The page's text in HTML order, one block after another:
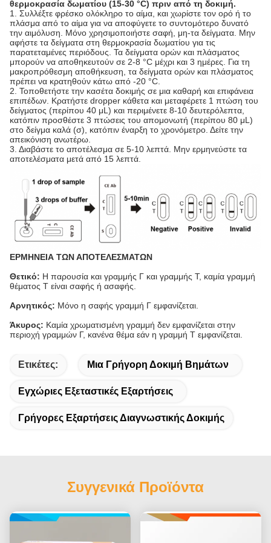
θερμοκρασία δωματίου (15-30 °C) πριν από τη δοκιμή.
1. Συλλέξτε φρέσκο ολόκληρο το αίμα, και χωρίστε τον ορό ή το
πλάσμα από το αίμα για να αποφύγετε το συντομότερο δυνατό
την αιμόλυση. Μόνο χρησιμοποιήστε σαφή, μη-τα δείγματα. Μην
αφήστε τα δείγματα στη θερμοκρασία δωματίου για τις
παρατεταμένες περιόδους. Τα δείγματα ορών και πλάσματος
μπορούν να αποθηκευτούν σε 2-8 °C μέχρι και 3 ημέρες. Για τη
μακροπρόθεσμη αποθήκευση, τα δείγματα ορών και πλάσματος
πρέπει να κρατηθούν κάτω από -20 °C.
2. Τοποθετήστε την κασέτα δοκιμής σε μια καθαρή και επιφάνεια
επιπέδων. Κρατήστε dropper κάθετα και μεταφέρετε 1 πτώση του
δείγματος (περίπου 40 μL) και περιμένετε 8-10 δευτερόλεπτα,
κατόπιν προσθέστε 3 πτώσεις του απομονωτή (περίπου 80 μL)
στο δείγμα καλά (σ), κατόπιν έναρξη το χρονόμετρο. Δείτε την
απεικόνιση ανωτέρω.
3. Διαβάστε το αποτέλεσμα σε 5-10 λεπτά. Μην ερμηνεύστε τα
αποτελέσματα μετά από 15 λεπτά.
ΕΡΜΗΝΕΙΑ ΤΩΝ ΑΠΟΤΕΛΕΣΜΑΤΩΝ
Θετικό: Η παρουσία και γραμμής Γ και γραμμής Τ, καμία γραμμή
θέματος Τ είναι σαφής ή ασαφής.
Αρνητικός: Μόνο η σαφής γραμμή Γ εμφανίζεται.
Άκυρος: Καμία χρωματισμένη γραμμή δεν εμφανίζεται στην
περιοχή γραμμών Γ, κανένα θέμα εάν η γραμμή Τ εμφανίζεται.
Ετικέτες: Μια Γρήγορη Δοκιμή Βημάτων
Εγχώριες Εξεταστικές Εξαρτήσεις
Γρήγορες Εξαρτήσεις Διαγνωστικής Δοκιμής
Συγγενικά Προϊόντα